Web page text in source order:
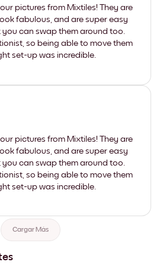
pictures from Mixtiles! They are
fabulous, and are super easy
can swap them around too.
so being able to move them
set-up was incredible.
pictures from Mixtiles! They are
fabulous, and are super easy
can swap them around too.
so being able to move them
set-up was incredible.
Cargar Más